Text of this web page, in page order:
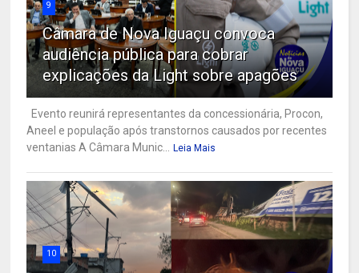
9
Câmara de Nova Iguaçu convoca
audiência pública para cobrar
explicações da Light sobre apagões
Evento reunirá representantes da concessionária, Procon,
Aneel e população após transtornos causados por recentes
ventanias A Câmara Munic...
Leia Mais
10